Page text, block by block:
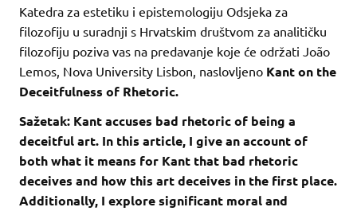
Katedra za estetiku i epistemologiju Odsjeka za
filozofiju u suradnji s Hrvatskim društvom za analitičku
filozofiju poziva vas na predavanje koje će održati João
Lemos, Nova University Lisbon, naslovljeno Kant on the
Deceitfulness of Rhetoric.
Sažetak: Kant accuses bad rhetoric of being a
deceitful art. In this article, I give an account of
both what it means for Kant that bad rhetoric
deceives and how this art deceives in the first place.
Additionally, I explore significant moral and